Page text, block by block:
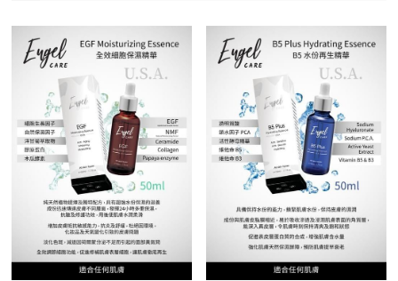
Engel Care
Dr Renaud
Raffine Paris
Sothys
Guinot
Fainlise
送貨及付款方法
購物保證
售後服務
常見問題
聯繫我們
登錄/註冊